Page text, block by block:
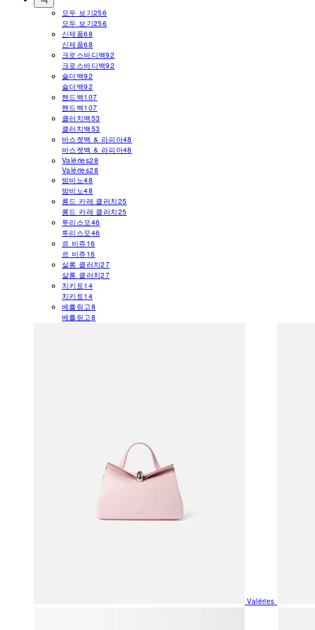
모두 보기256
모두 보기256
신제품68
신제품68
크로스바디백92
크로스바디백92
숄더백92
숄더백92
핸드백107
핸드백107
클러치백53
클러치백53
바스켓백 & 라피아48
바스켓백 & 라피아48
Valéries28
Valéries28
밤비노48
밤비노48
롱드 카레 클러치25
롱드 카레 클러치25
투리스모46
투리스모46
르 비쥬16
르 비쥬16
살롱 클러치27
살롱 클러치27
치키토14
치키토14
베를링고8
베를링고8
Valéries